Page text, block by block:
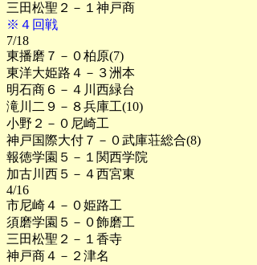
三田松聖２－１神戸商
※４回戦
7/18
東播磨７－０柏原(7)
東洋大姫路４－３洲本
明石商６－４川西緑台
滝川二９－８兵庫工(10)
小野２－０尼崎工
神戸国際大付７－０武庫荘総合(8)
報徳学園５－１関西学院
加古川西５－４西宮東
4/16
市尼崎４－０姫路工
須磨学園５－０飾磨工
三田松聖２－１香寺
神戸商４－２津名